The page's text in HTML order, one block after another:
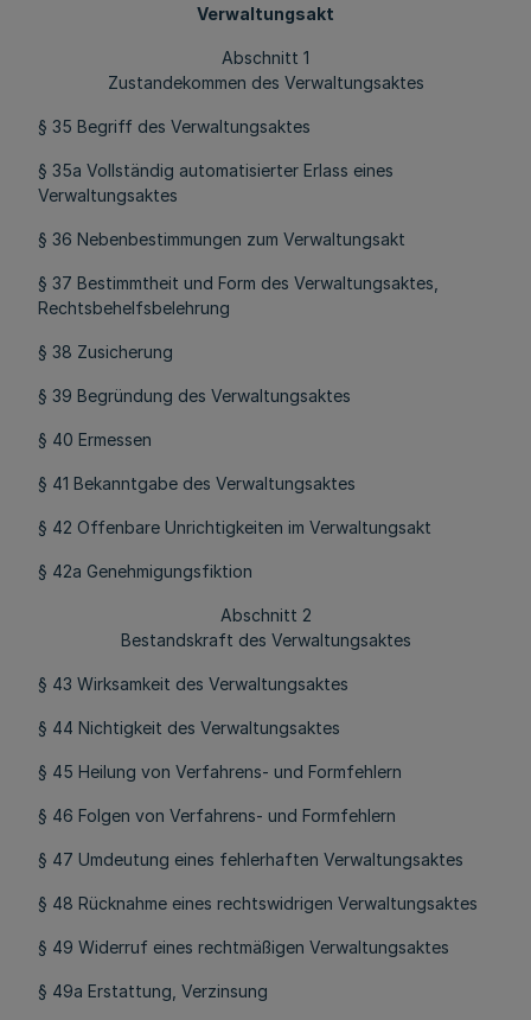
Verwaltungsakt
Abschnitt 1
Zustandekommen des Verwaltungsaktes
§ 35 Begriff des Verwaltungsaktes
§ 35a Vollständig automatisierter Erlass eines
Verwaltungsaktes
§ 36 Nebenbestimmungen zum Verwaltungsakt
§ 37 Bestimmtheit und Form des Verwaltungsaktes,
Rechtsbehelfsbelehrung
§ 38 Zusicherung
§ 39 Begründung des Verwaltungsaktes
§ 40 Ermessen
§ 41 Bekanntgabe des Verwaltungsaktes
§ 42 Offenbare Unrichtigkeiten im Verwaltungsakt
§ 42a Genehmigungsfiktion
Abschnitt 2
Bestandskraft des Verwaltungsaktes
§ 43 Wirksamkeit des Verwaltungsaktes
§ 44 Nichtigkeit des Verwaltungsaktes
§ 45 Heilung von Verfahrens- und Formfehlern
§ 46 Folgen von Verfahrens- und Formfehlern
§ 47 Umdeutung eines fehlerhaften Verwaltungsaktes
§ 48 Rücknahme eines rechtswidrigen Verwaltungsaktes
§ 49 Widerruf eines rechtmäßigen Verwaltungsaktes
§ 49a Erstattung, Verzinsung